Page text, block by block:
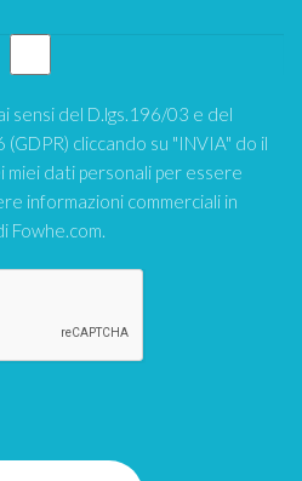
sensi del D.lgs.196/03 e del
cliccando su "INVIA" do il
dati personali per essere
informazioni commerciali in
Fowhe.com.